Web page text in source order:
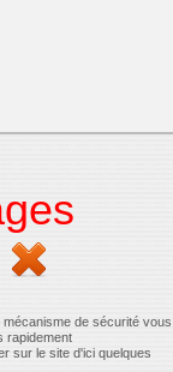
de sécurité vous
rapidement
sur le site d'ici quelques